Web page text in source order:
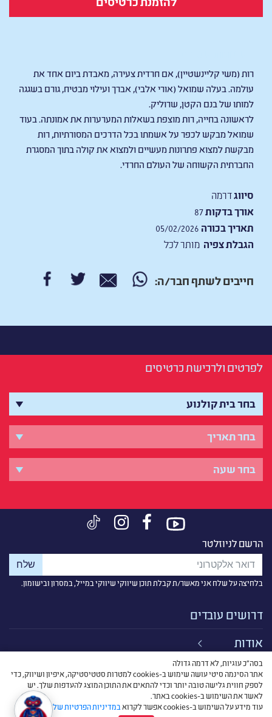
רות (משי קליינשטיין), אם חרדית צעירה, מאבדת ביום אחד את
עולמה. בעלה שמואל (אורי אלבי), אברך ועילוי מבטיח, גורם בשגגה
למותו של בנם הקטן, שרוליק.
לראשונה בחייה, רות מוצפת בשאלות המערערות את אמונתה. בעוד
שמואל מבקש לכפר על אשמתו בכל הדרכים המסורתיות, רות
מבקשת למצוא פתרונות מעשיים ולמצוא את קולה בתוך המסגרת
החברתית הקשוחה של העולם החרדי.
סיווגדרמה
אורך בדקות
תאריך בכורה
הגבלת צפיה מותר לכל
חייבים לשתף חבר/ה:
לפרטים ולרכישת כרטיסים
הרשם לניוזלטר
בלחיצה על שלח אני מאשר/ת קבלת תוכן שיווקי שיווקי במייל, במסרון ובישומון.
דרושים עובדים
אודות
קישורים
תנאי שימוש
בסה״כ עוגיות, לא דרמה גדולה
אתר הסינמה סיטי עושה שימוש ב-cookies למטרות סטטיסטיקה, איפיון ושיווק, כדי
לספק חווית גלישה טובה יותר וכדי להתאים את התוכן המוצג להעדפות שלך. יש
לאשר את השימוש ב-cookies באתר.
עוד מידע על השימוש ב-cookies אפשר לקרוא
במדיניות הפרטיות שלנו